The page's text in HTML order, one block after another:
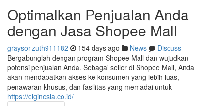
Optimalkan Penjualan Anda
dengan Jasa Shopee Mall
graysonzuth911182 154 days ago News
Discuss
Bergabunglah dengan program Shopee Mall dan wujudkan
potensi penjualan Anda. Sebagai seller di Shopee Mall, Anda
akan mendapatkan akses ke konsumen yang lebih luas,
penawaran khusus, dan fasilitas yang memadai untuk
https://diginesia.co.id/